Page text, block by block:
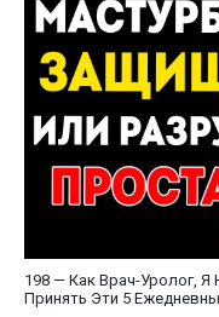
198 — Как Врач-Уролог,
Принять Эти 5